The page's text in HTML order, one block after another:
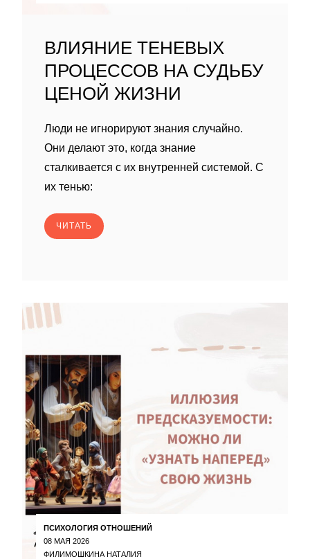
ВЛИЯНИЕ ТЕНЕВЫХ
ПРОЦЕССОВ НА СУДЬБУ
ЦЕНОЙ ЖИЗНИ
Люди не игнорируют знания случайно.
Они делают это, когда знание
сталкивается с их внутренней системой. С
их тенью:
ЧИТАТЬ
ПСИХОЛОГИЯ ОТНОШЕНИЙ
08 МАЯ 2026
ФИЛИМОШКИНА НАТАЛИЯ